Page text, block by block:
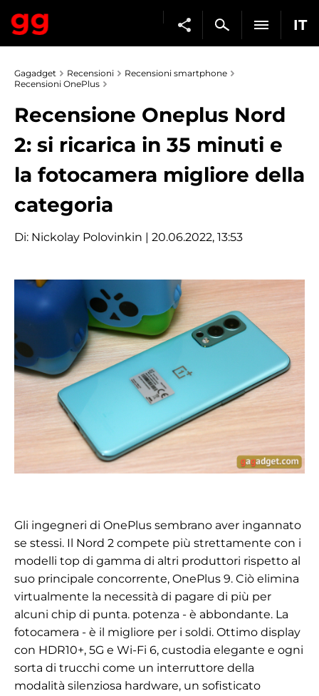
IT
Gagadget Recensioni
Recensioni smartphone
Recensioni OnePlus
Recensione Oneplus Nord
2: si ricarica in 35 minuti e
la fotocamera migliore della
categoria
Di: Nickolay Polovinkin | 20.06.2022, 13:53
Gli ingegneri di OnePlus sembrano aver ingannato
se stessi. Il Nord 2 compete più strettamente con i
modelli top di gamma di altri produttori rispetto al
suo principale concorrente, OnePlus 9. Ciò elimina
virtualmente la necessità di pagare di più per
alcuni chip di punta. potenza - è abbondante. La
fotocamera - è il migliore per i soldi. Ottimo display
con HDR10+, 5G e Wi-Fi 6, custodia elegante e ogni
sorta di trucchi come un interruttore della
modalità silenziosa hardware, un sofisticato